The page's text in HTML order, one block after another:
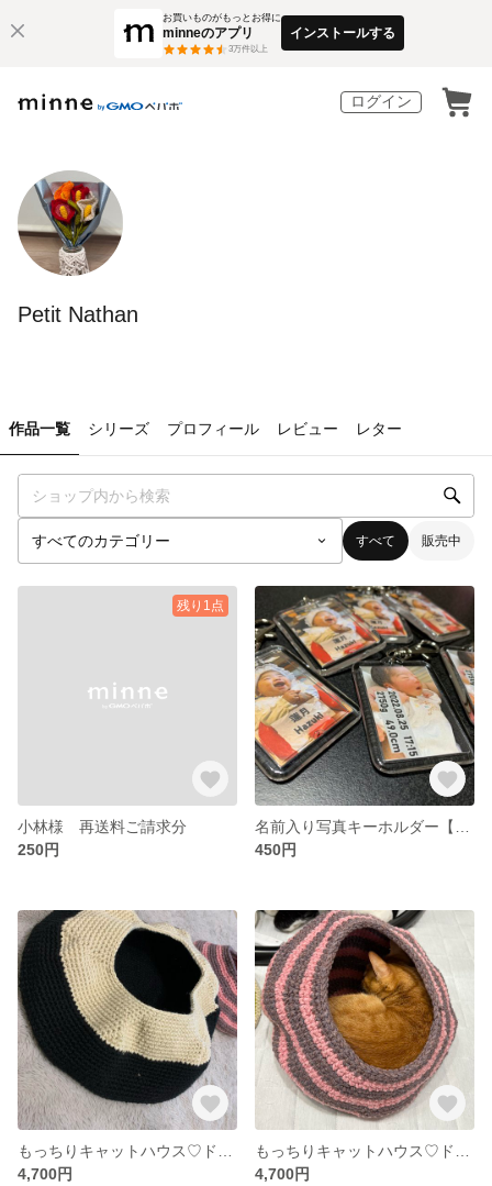
お買いものがもっとお得に
minneのアプリ
3万件以上
インストールする
ログイン
Petit Nathan
作品一覧 シリーズ プロフィール レビュー レター
すべて 販売中
残り1点
小林様 再送料ご請求分
250円
450円
4,700円
4,700円